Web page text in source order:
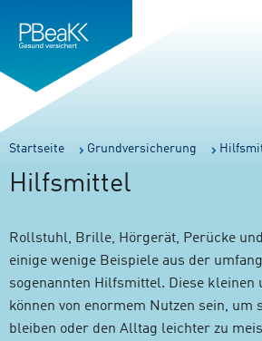
springen
springen
Verweis
zur
Sie
sind
hier:
Startseite Grundversicherung
Hilfsmittel
Rollstuhl, Brille, Hörgerät, Perücke
einige wenige Beispiele aus der
sogenannten Hilfsmittel. Diese kleinen
können von enormem Nutzen sein, um
bleiben oder den Alltag leichter zu